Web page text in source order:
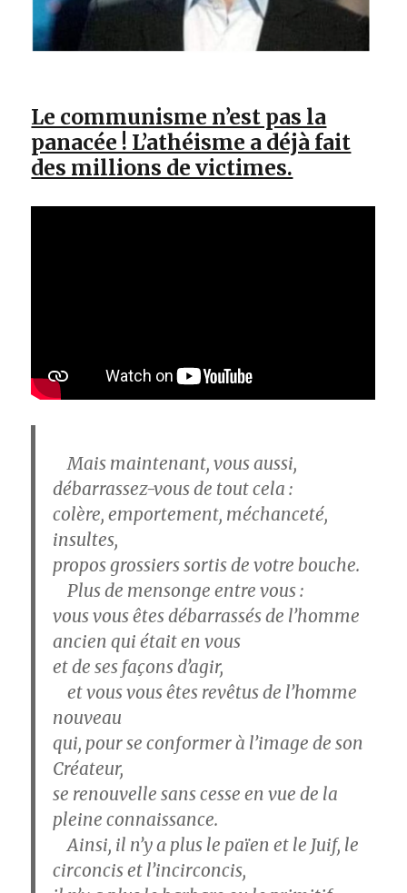
Le communisme n’est pas la
panacée ! L’athéisme a déjà fait
des millions de victimes.
Mais maintenant, vous aussi,
débarrassez-vous de tout cela :
colère, emportement, méchanceté,
insultes,
propos grossiers sortis de votre bouche.
Plus de mensonge entre vous :
vous vous êtes débarrassés de l’homme
ancien qui était en vous
et de ses façons d’agir,
et vous vous êtes revêtus de l’homme
nouveau
qui, pour se conformer à l’image de son
Créateur,
se renouvelle sans cesse en vue de la
pleine connaissance.
Ainsi, il n’y a plus le païen et le Juif, le
circoncis et l’incirconcis,